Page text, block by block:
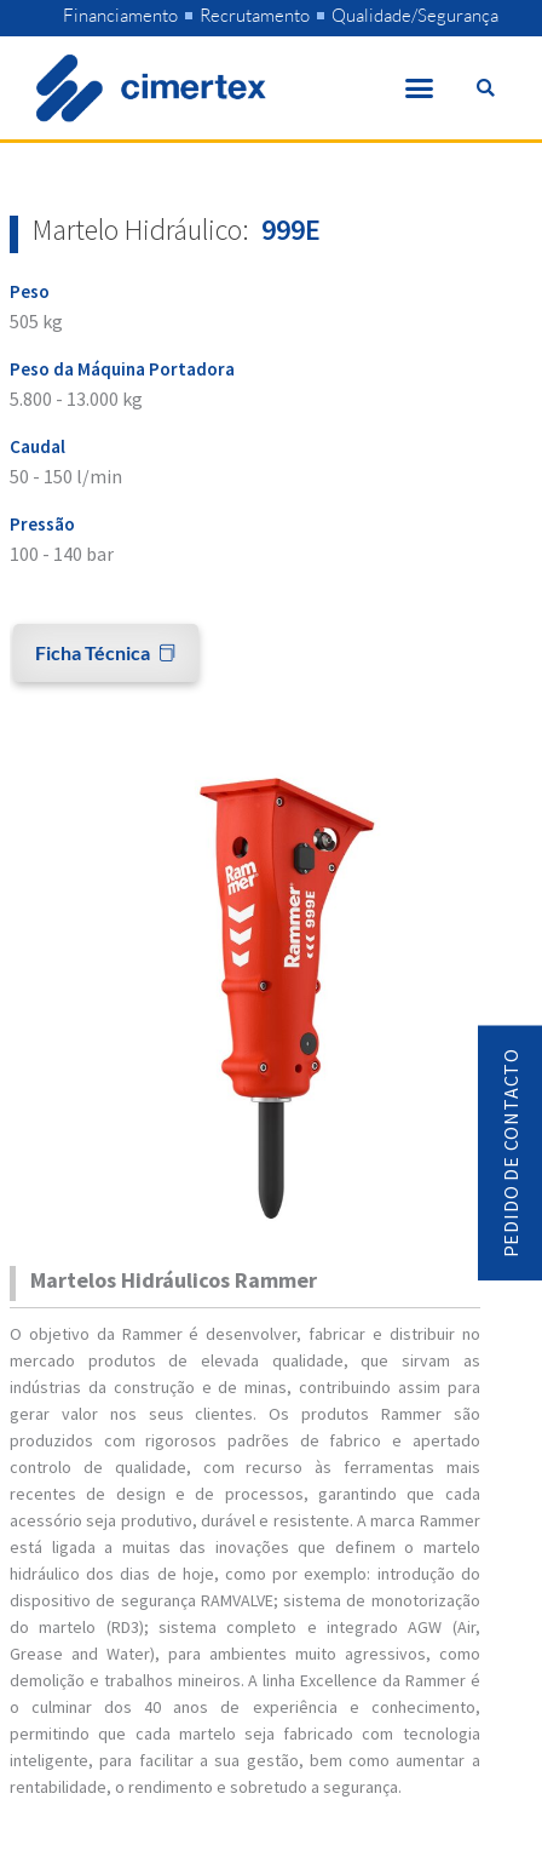
to
content
Financiamento Recrutamento Qualidade/Segurança
Martelo Hidráulico: 999E
Peso
505 kg
Peso da Máquina Portadora
5.800 - 13.000 kg
Caudal
50 - 150 l/min
Pressão
100 - 140 bar
Ficha Técnica
Martelos Hidráulicos Rammer
O objetivo da Rammer é desenvolver, fabricar e distribuir no
mercado produtos de elevada qualidade, que sirvam as
indústrias da construção e de minas, contribuindo assim para
gerar valor nos seus clientes. Os produtos Rammer são
produzidos com rigorosos padrões de fabrico e apertado
controlo de qualidade, com recurso às ferramentas mais
recentes de design e de processos, garantindo que cada
acessório seja produtivo, durável e resistente. A marca Rammer
está ligada a muitas das inovações que definem o martelo
hidráulico dos dias de hoje, como por exemplo: introdução do
dispositivo de segurança RAMVALVE; sistema de monotorização
do martelo (RD3); sistema completo e integrado AGW (Air,
Grease and Water), para ambientes muito agressivos, como
demolição e trabalhos mineiros. A linha Excellence da Rammer é
o culminar dos 40 anos de experiência e conhecimento,
permitindo que cada martelo seja fabricado com tecnologia
inteligente, para facilitar a sua gestão, bem como aumentar a
rentabilidade, o rendimento e sobretudo a segurança.
PEDIDO DE CONTACTO